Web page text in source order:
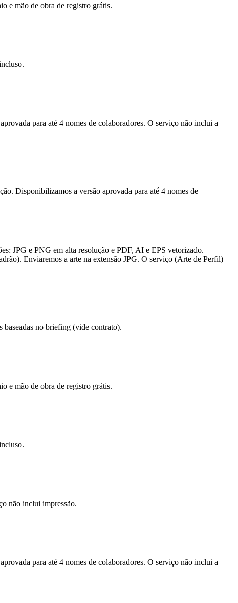
e mão de obra de registro grátis.
para até 4 nomes de colaboradores. O serviço não inclui a
Disponibilizamos a versão aprovada para até 4 nomes de
JPG e PNG em alta resolução e PDF, AI e EPS vetorizado.
Enviaremos a arte na extensão JPG. O serviço (Arte de Perfil)
baseadas no briefing (vide contrato).
e mão de obra de registro grátis.
não inclui impressão.
para até 4 nomes de colaboradores. O serviço não inclui a